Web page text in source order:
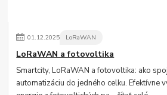
01.12.2025 LoRaWAN
LoRaWAN a fotovoltika
Smartcity, LoRaWAN a fotovoltika: ako
automatizáciu do jedného celku. Efektívne